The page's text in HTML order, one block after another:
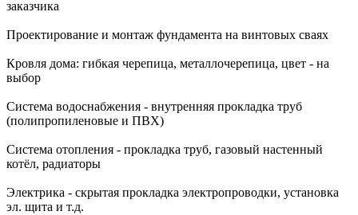
заказчика
Проектирование и монтаж фундамента на винтовых сваях
Кровля дома: гибкая черепица, металлочерепица, цвет - на
выбор
Система водоснабжения - внутренняя прокладка труб
(полипропиленовые и ПВХ)
Система отопления - прокладка труб, газовый настенный
котёл, радиаторы
Электрика - скрытая прокладка электропроводки, установка
эл. щита и т.д.